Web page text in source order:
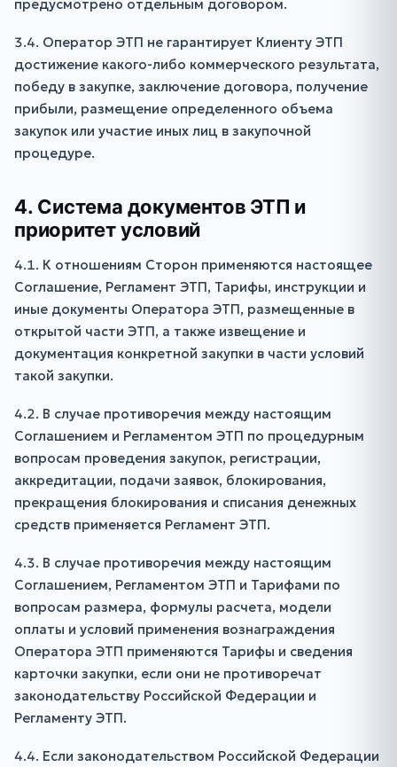
предусмотрено отдельным договором.
3.4. Оператор ЭТП не гарантирует Клиенту ЭТП
достижение какого-либо коммерческого результата,
победу в закупке, заключение договора, получение
прибыли, размещение определенного объема
закупок или участие иных лиц в закупочной
процедуре.
4. Система документов ЭТП и
приоритет условий
4.1. К отношениям Сторон применяются настоящее
Соглашение, Регламент ЭТП, Тарифы, инструкции и
иные документы Оператора ЭТП, размещенные в
открытой части ЭТП, а также извещение и
документация конкретной закупки в части условий
такой закупки.
4.2. В случае противоречия между настоящим
Соглашением и Регламентом ЭТП по процедурным
вопросам проведения закупок, регистрации,
аккредитации, подачи заявок, блокирования,
прекращения блокирования и списания денежных
средств применяется Регламент ЭТП.
4.3. В случае противоречия между настоящим
Соглашением, Регламентом ЭТП и Тарифами по
вопросам размера, формулы расчета, модели
оплаты и условий применения вознаграждения
Оператора ЭТП применяются Тарифы и сведения
карточки закупки, если они не противоречат
законодательству Российской Федерации и
Регламенту ЭТП.
4.4. Если законодательством Российской Федерации